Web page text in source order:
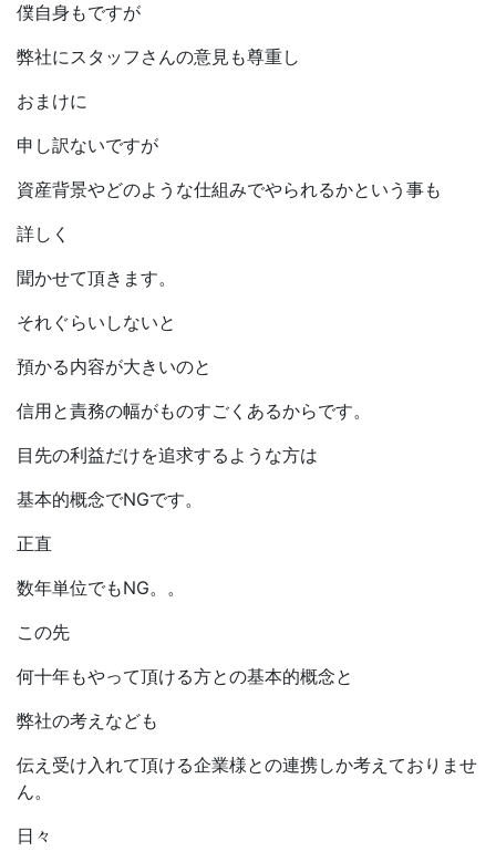
僕自身もですが
弊社にスタッフさんの意見も尊重し
おまけに
申し訳ないですが
資産背景やどのような仕組みでやられるかという事も
詳しく
聞かせて頂きます。
それぐらいしないと
預かる内容が大きいのと
信用と責務の幅がものすごくあるからです。
目先の利益だけを追求するような方は
基本的概念でNGです。
正直
数年単位でもNG。。
この先
何十年もやって頂ける方との基本的概念と
弊社の考えなども
伝え受け入れて頂ける企業様との連携しか考えておりませ
ん。
日々